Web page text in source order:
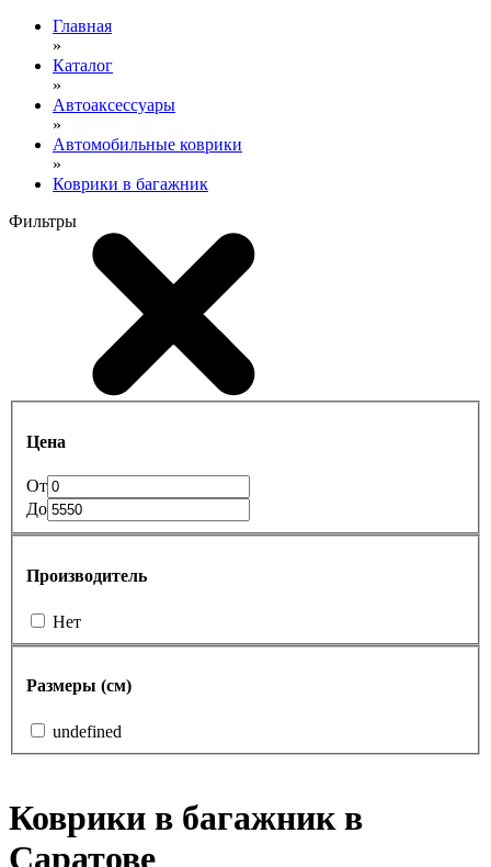
Главная
»
Каталог
»
Автоаксессуары
»
Автомобильные коврики
»
Коврики в багажник
Фильтры
Цена
От
До
Производитель
Нет
Размеры (см)
undefined
Коврики в багажник в
Саратове